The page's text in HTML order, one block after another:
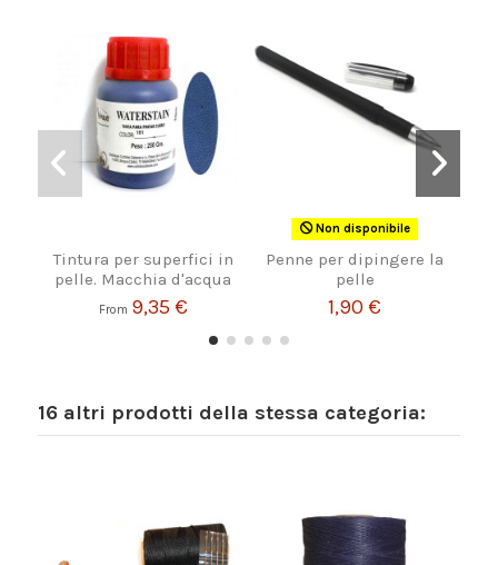
Tintura per superfici in
pelle. Macchia d'acqua
From 9,35 €
Non disponibile
Penne per dipingere la
pelle
1,90 €
16 altri prodotti della stessa categoria: